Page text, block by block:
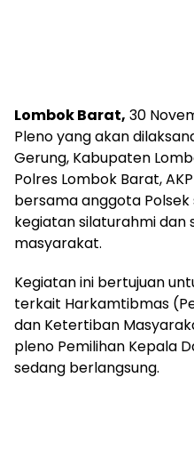
Lombok Barat, 30
Pleno yang akan
Gerung, Kabupaten
Polres Lombok Barat, AKP
bersama anggota
kegiatan silaturahmi dan
masyarakat.
Kegiatan ini bertujuan
terkait Harkamtibmas
dan Ketertiban
pleno Pemilihan Kepala
sedang berlangsung.